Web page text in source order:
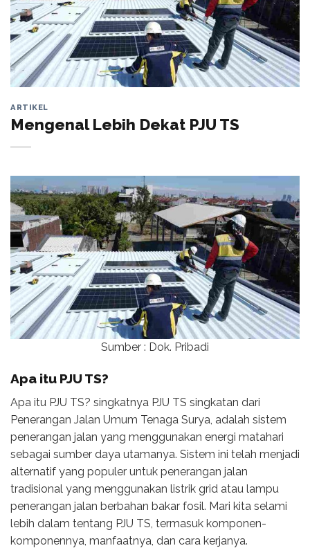
ARTIKEL
Mengenal Lebih Dekat PJU TS
Sumber : Dok. Pribadi
Apa itu PJU TS?
Apa itu PJU TS? singkatnya PJU TS singkatan dari
Penerangan Jalan Umum Tenaga Surya, adalah sistem
penerangan jalan yang menggunakan energi matahari
sebagai sumber daya utamanya. Sistem ini telah menjadi
alternatif yang populer untuk penerangan jalan
tradisional yang menggunakan listrik grid atau lampu
penerangan jalan berbahan bakar fosil. Mari kita selami
lebih dalam tentang PJU TS, termasuk komponen-
komponennya, manfaatnya, dan cara kerjanya.